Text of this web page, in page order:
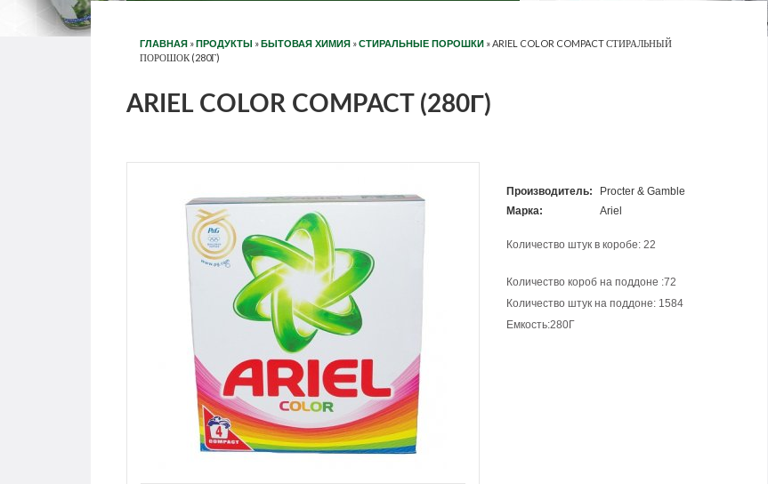
ГЛАВНАЯ »ПРОДУКТЫ »БЫТОВАЯ ХИМИЯ »СТИРАЛЬНЫЕ ПОРОШКИ » ARIEL COLOR COMPACT СТИРАЛЬНЫЙ
ПОРОШОК (280Г)
ARIEL COLOR COMPACT (280Г)
Производитель:
Procter & Gamble
Марка:
Ariel
Количество штук в коробе: 22
Количество короб на поддоне :72
Количество штук на поддоне: 1584
Емкость:280Г